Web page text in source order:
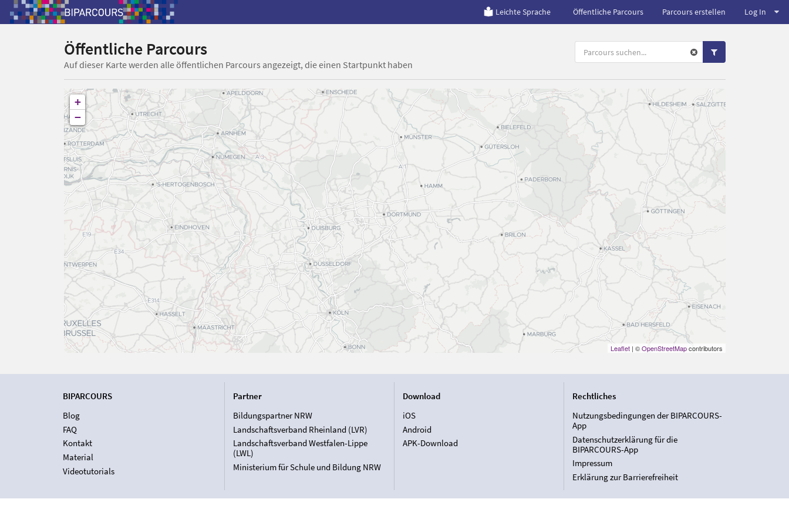
Leichte Sprache Öffentliche Parcours Parcours erstellen Log In
Öffentliche Parcours
Auf dieser Karte werden alle öffentlichen Parcours angezeigt, die einen Startpunkt haben
+
−
Leaflet| ©OpenStreetMapcontributors
BIPARCOURS
Blog
FAQ
Kontakt
Material
Videotutorials
Partner
Bildungspartner NRW
Landschaftsverband Rheinland (LVR)
Landschaftsverband Westfalen-Lippe
(LWL)
Ministerium für Schule und Bildung NRW
Download
iOS
Android
APK-Download
Rechtliches
Nutzungsbedingungen der BIPARCOURS-
App
Datenschutzerklärung für die
BIPARCOURS-App
Impressum
Erklärung zur Barrierefreiheit